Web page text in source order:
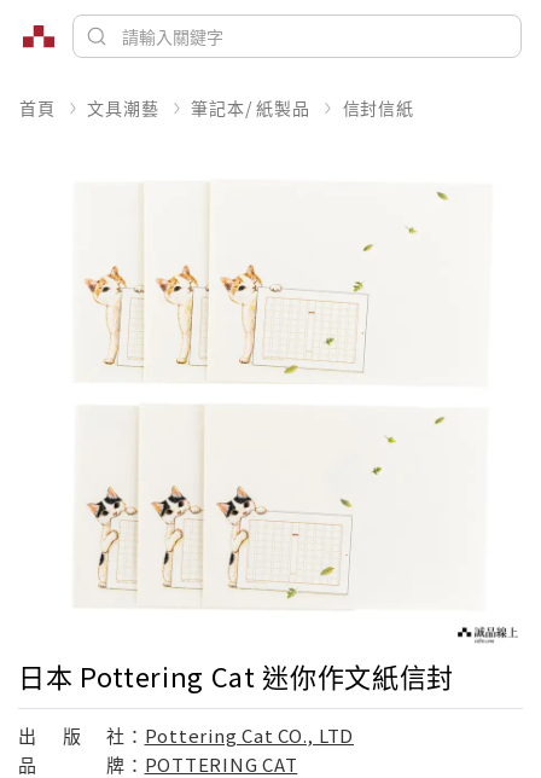
首頁 文具潮藝 筆記本/ 紙製品 信封信紙
日本 Pottering Cat 迷你作文紙信封
出 版 社： Pottering Cat CO., LTD
品
牌： POTTERING CAT